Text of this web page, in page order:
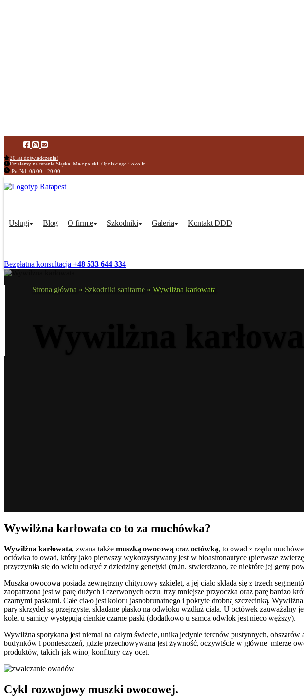
20 lat doświadczenia!
Działamy na terenie Śląska, Małopolski, Opolskiego i okolic
Pn-Nd: 08:00 - 20:00
Usługi Blog O firmie Szkodniki Galeria Kontakt DDD
Bezpłatna konsultacja +48 533 644 334
Strona główna » Szkodniki sanitarne » Wywilżna karłowata
Wywilżna karłowata co to za muchówka?
Wywilżna karłowata, zwana także muszką owocową oraz octówką, to owad z rzędu
octówka to owad, który jako pierwszy wykorzystywany jest w bioastronautyce (pierwsze
przyczyniła się do wielu odkryć z dziedziny genetyki (m.in. stwierdzono, że niektóre jej geny
Muszka owocowa posiada zewnętrzny chitynowy szkielet, a jej ciało składa się z trzech
zaopatrzona jest w parę dużych i czerwonych oczu, trzy mniejsze przyoczka oraz parę bardzo
czarnymi paskami. Całe ciało jest koloru jasnobrunatnego i pokryte drobną szczecinką.
pary skrzydeł są przejrzyste, składane płasko na odwłoku wzdłuż ciała. U octówek
kolei u samicy występują cienkie czarne paski (dodatkowo u samca odwłok jest nieco węższy).
Wywilżna spotykana jest niemal na całym świecie, unika jedynie terenów pustynnych,
budynków i pomieszczeń, gdzie przechowywana jest żywność, oczywiście w głównej mierze
produktów, takich jak wino, konfitury czy ocet.
Cykl rozwojowy muszki owocowej.